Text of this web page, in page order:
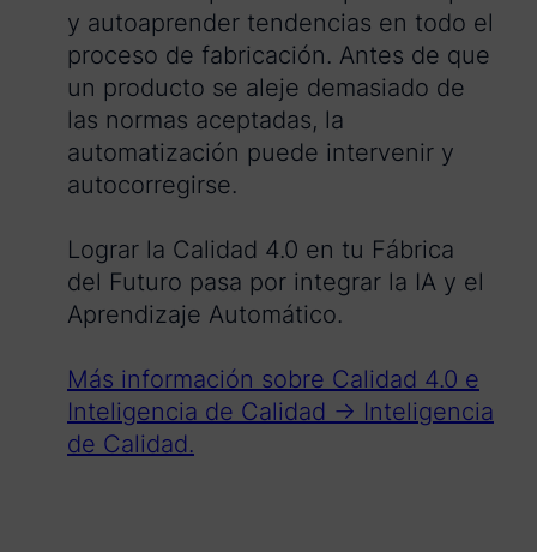
y autoaprender tendencias en todo el
proceso de fabricación. Antes de que
un producto se aleje demasiado de
las normas aceptadas, la
automatización puede intervenir y
autocorregirse.
Lograr la Calidad 4.0 en tu Fábrica
del Futuro pasa por integrar la IA y el
Aprendizaje Automático.
Más información sobre Calidad 4.0 e
Inteligencia de Calidad → Inteligencia
de Calidad.